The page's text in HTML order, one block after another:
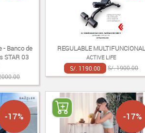
- Banco de
STAR 03
REGULABLE MULTIFUNCIONAL
ACTIVE LIFE
S/. 1190.00 S/. 1900.00
-17% -17%